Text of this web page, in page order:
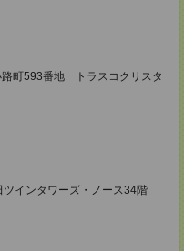
路町593番地 トラスコクリスタ
インタワーズ・ノース34階